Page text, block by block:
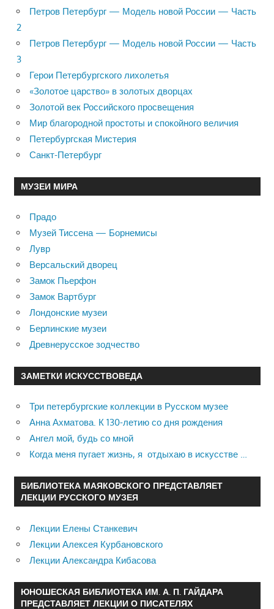
Петров Петербург — Модель новой России — Часть
2
Петров Петербург — Модель новой России — Часть
3
Герои Петербургского лихолетья
«Золотое царство» в золотых дворцах
Золотой век Российского просвещения
Мир благородной простоты и спокойного величия
Петербургская Мистерия
Санкт-Петербург
МУЗЕИ МИРА
Прадо
Музей Тиссена — Борнемисы
Лувр
Версальский дворец
Замок Пьерфон
Замок Вартбург
Лондонские музеи
Берлинские музеи
Древнерусское зодчество
ЗАМЕТКИ ИСКУССТВОВЕДА
Три петербургские коллекции в Русском музее
Анна Ахматова. К 130-летию со дня рождения
Ангел мой, будь со мной
Когда меня пугает жизнь, я отдыхаю в искусстве …
БИБЛИОТЕКА МАЯКОВСКОГО ПРЕДСТАВЛЯЕТ
ЛЕКЦИИ РУССКОГО МУЗЕЯ
Лекции Елены Станкевич
Лекции Алексея Курбановского
Лекции Александра Кибасова
ЮНОШЕСКАЯ БИБЛИОТЕКА ИМ. А. П. ГАЙДАРА
ПРЕДСТАВЛЯЕТ ЛЕКЦИИ О ПИСАТЕЛЯХ